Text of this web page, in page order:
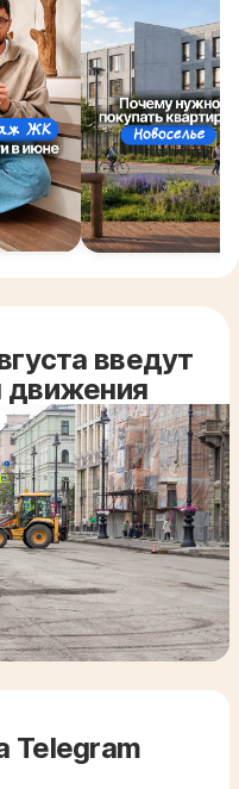
введут
движения
Telegram